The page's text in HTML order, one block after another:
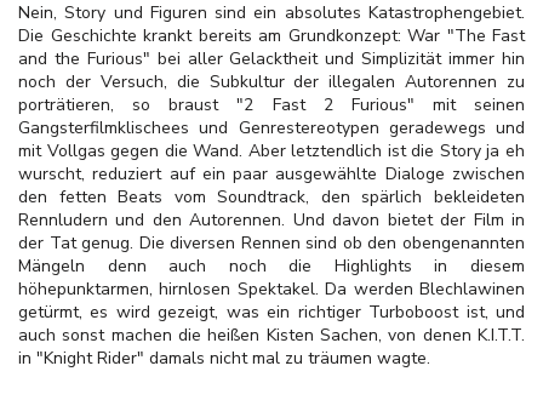
Nein, Story und Figuren sind ein absolutes Katastrophengebiet.
Die Geschichte krankt bereits am Grundkonzept: War "The Fast
and the Furious" bei aller Gelacktheit und Simplizität immer hin
noch der Versuch, die Subkultur der illegalen Autorennen zu
porträtieren, so braust "2 Fast 2 Furious" mit seinen
Gangsterfilmklischees und Genrestereotypen geradewegs und
mit Vollgas gegen die Wand. Aber letztendlich ist die Story ja eh
wurscht, reduziert auf ein paar ausgewählte Dialoge zwischen
den fetten Beats vom Soundtrack, den spärlich bekleideten
Rennludern und den Autorennen. Und davon bietet der Film in
der Tat genug. Die diversen Rennen sind ob den obengenannten
Mängeln denn auch noch die Highlights in diesem
höhepunktarmen, hirnlosen Spektakel. Da werden Blechlawinen
getürmt, es wird gezeigt, was ein richtiger Turboboost ist, und
auch sonst machen die heißen Kisten Sachen, von denen K.I.T.T.
in "Knight Rider" damals nicht mal zu träumen wagte.